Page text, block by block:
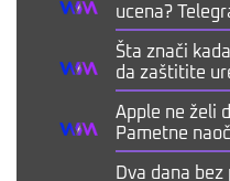
ucena?
Šta znači
da zaštitite
Apple ne želi
Pametne
Dva dana